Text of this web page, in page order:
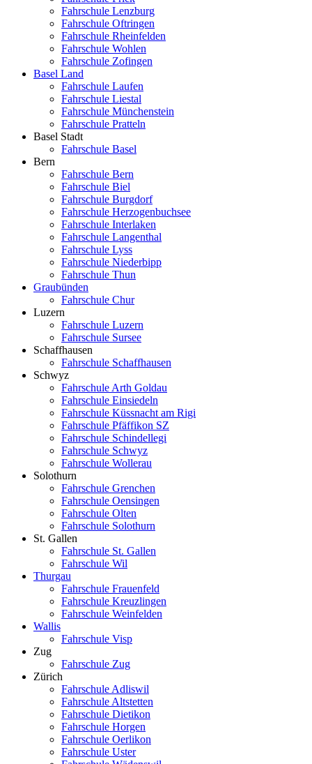
Fahrschule Lenzburg
Fahrschule Oftringen
Fahrschule Rheinfelden
Fahrschule Wohlen
Fahrschule Zofingen
Basel Land
Fahrschule Laufen
Fahrschule Liestal
Fahrschule Münchenstein
Fahrschule Pratteln
Basel Stadt
Fahrschule Basel
Bern
Fahrschule Bern
Fahrschule Biel
Fahrschule Burgdorf
Fahrschule Herzogenbuchsee
Fahrschule Interlaken
Fahrschule Langenthal
Fahrschule Lyss
Fahrschule Niederbipp
Fahrschule Thun
Graubünden
Fahrschule Chur
Luzern
Fahrschule Luzern
Fahrschule Sursee
Schaffhausen
Fahrschule Schaffhausen
Schwyz
Fahrschule Arth Goldau
Fahrschule Einsiedeln
Fahrschule Küssnacht am Rigi
Fahrschule Pfäffikon SZ
Fahrschule Schindellegi
Fahrschule Schwyz
Fahrschule Wollerau
Solothurn
Fahrschule Grenchen
Fahrschule Oensingen
Fahrschule Olten
Fahrschule Solothurn
St. Gallen
Fahrschule St. Gallen
Fahrschule Wil
Thurgau
Fahrschule Frauenfeld
Fahrschule Kreuzlingen
Fahrschule Weinfelden
Wallis
Fahrschule Visp
Zug
Fahrschule Zug
Zürich
Fahrschule Adliswil
Fahrschule Altstetten
Fahrschule Dietikon
Fahrschule Horgen
Fahrschule Oerlikon
Fahrschule Uster